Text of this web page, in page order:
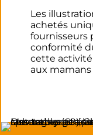
Les
achetés
fournisseurs
conformité
cette activité
aux